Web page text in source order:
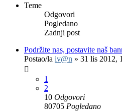
Teme
Odgovori
Pogledano
Zadnji post
Podržite nas, postavite naš
Postao/la iv@n » 31 lis 2012,
1
2
10 Odgovori
80705 Pogledano